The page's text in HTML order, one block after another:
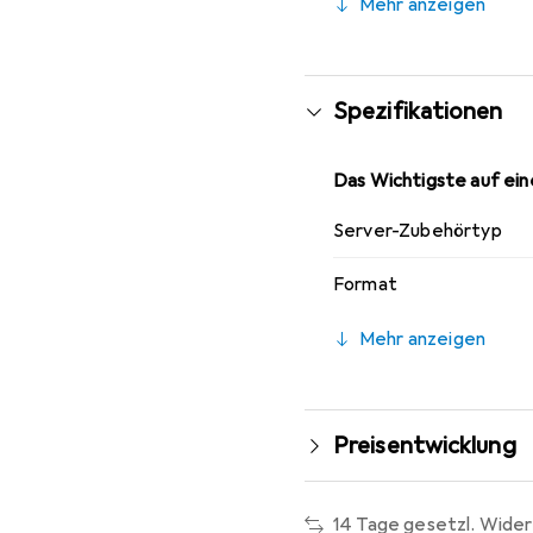
die Stabilität erhöht.
Modulträger zu einer
Spezifikationen
Das Wichtigste auf
Server-Zubehörtyp
Format
Mehr anzeigen
Preisentwicklung
14 Tage gesetzl.